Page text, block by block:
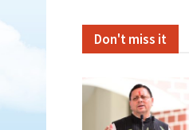
Don't miss it